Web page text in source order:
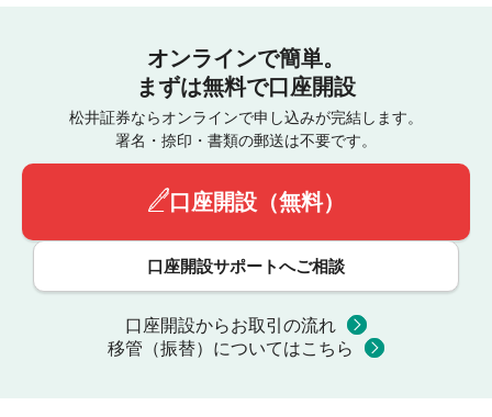
オンラインで簡単。
まずは無料で口座開設
松井証券ならオンラインで申し込みが完結します。
署名・捺印・書類の郵送は不要です。
口座開設（無料）
口座開設サポートへご相談
口座開設からお取引の流れ
移管（振替）についてはこちら